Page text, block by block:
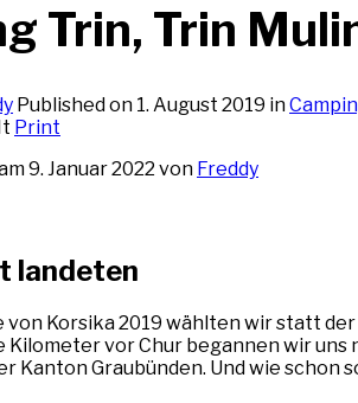
Trin, Trin
Published on 1. August 2019 in
Print
9. Januar 2022 von Freddy
landeten
von Korsika 2019 wählten wir statt
Kilometer vor Chur begannen wir
Kanton Graubünden. Und wie